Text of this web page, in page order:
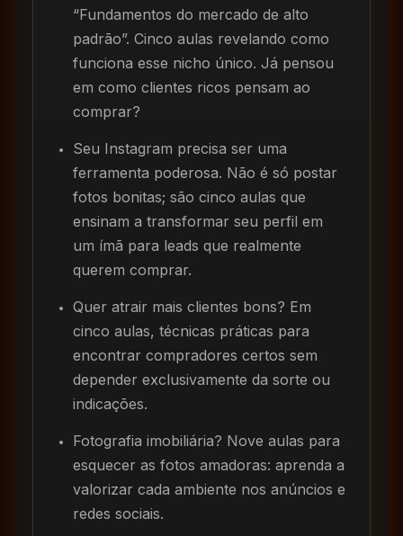
“Fundamentos do mercado de alto
padrão”. Cinco aulas revelando como
funciona esse nicho único. Já pensou
em como clientes ricos pensam ao
comprar?
Seu Instagram precisa ser uma
ferramenta poderosa. Não é só postar
fotos bonitas; são cinco aulas que
ensinam a transformar seu perfil em
um ímã para leads que realmente
querem comprar.
Quer atrair mais clientes bons? Em
cinco aulas, técnicas práticas para
encontrar compradores certos sem
depender exclusivamente da sorte ou
indicações.
Fotografia imobiliária? Nove aulas para
esquecer as fotos amadoras: aprenda a
valorizar cada ambiente nos anúncios e
redes sociais.